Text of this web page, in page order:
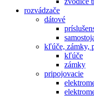
rozvádzače
dátové
kľúče, zámky,
kľúče
zámky
pripojovacie